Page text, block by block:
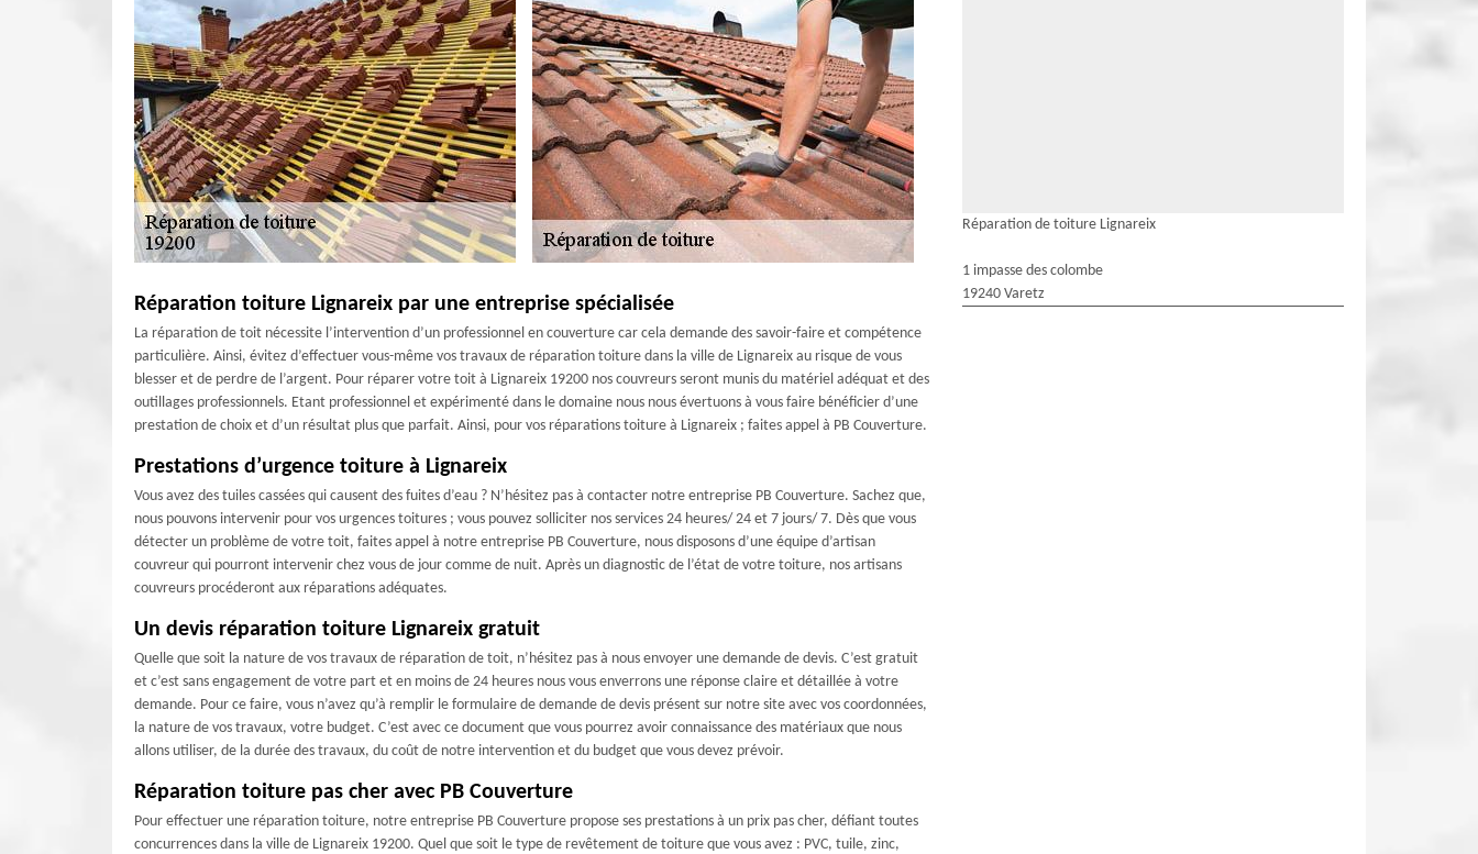
Réparation toiture Lignareix par une entreprise spécialisée
La réparation de toit nécessite l’intervention d’un professionnel en couverture car cela demande des savoir-faire et compétence
particulière. Ainsi, évitez d’effectuer vous-même vos travaux de réparation toiture dans la ville de Lignareix au risque de vous
blesser et de perdre de l’argent. Pour réparer votre toit à Lignareix 19200 nos couvreurs seront munis du matériel adéquat et des
outillages professionnels. Etant professionnel et expérimenté dans le domaine nous nous évertuons à vous faire bénéficier d’une
prestation de choix et d’un résultat plus que parfait. Ainsi, pour vos réparations toiture à Lignareix ; faites appel à PB Couverture.
Prestations d’urgence toiture à Lignareix
Vous avez des tuiles cassées qui causent des fuites d’eau ? N’hésitez pas à contacter notre entreprise PB Couverture. Sachez que,
nous pouvons intervenir pour vos urgences toitures ; vous pouvez solliciter nos services 24 heures/ 24 et 7 jours/ 7. Dès que vous
détecter un problème de votre toit, faites appel à notre entreprise PB Couverture, nous disposons d’une équipe d’artisan
couvreur qui pourront intervenir chez vous de jour comme de nuit. Après un diagnostic de l’état de votre toiture, nos artisans
couvreurs procéderont aux réparations adéquates.
Un devis réparation toiture Lignareix gratuit
Quelle que soit la nature de vos travaux de réparation de toit, n’hésitez pas à nous envoyer une demande de devis. C’est gratuit
et c’est sans engagement de votre part et en moins de 24 heures nous vous enverrons une réponse claire et détaillée à votre
demande. Pour ce faire, vous n’avez qu’à remplir le formulaire de demande de devis présent sur notre site avec vos coordonnées,
la nature de vos travaux, votre budget. C’est avec ce document que vous pourrez avoir connaissance des matériaux que nous
allons utiliser, de la durée des travaux, du coût de notre intervention et du budget que vous devez prévoir.
Réparation toiture pas cher avec PB Couverture
Pour effectuer une réparation toiture, notre entreprise PB Couverture propose ses prestations à un prix pas cher, défiant toutes
concurrences dans la ville de Lignareix 19200. Quel que soit le type de revêtement de toiture que vous avez : PVC, tuile, zinc,
Réparation de toiture Lignareix
1 impasse des colombe
19240 Varetz